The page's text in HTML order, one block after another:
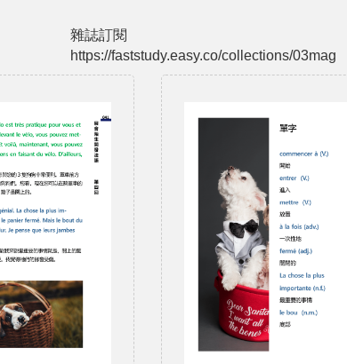
雜誌訂閱
https://faststudy.easy.co/collections/03mag